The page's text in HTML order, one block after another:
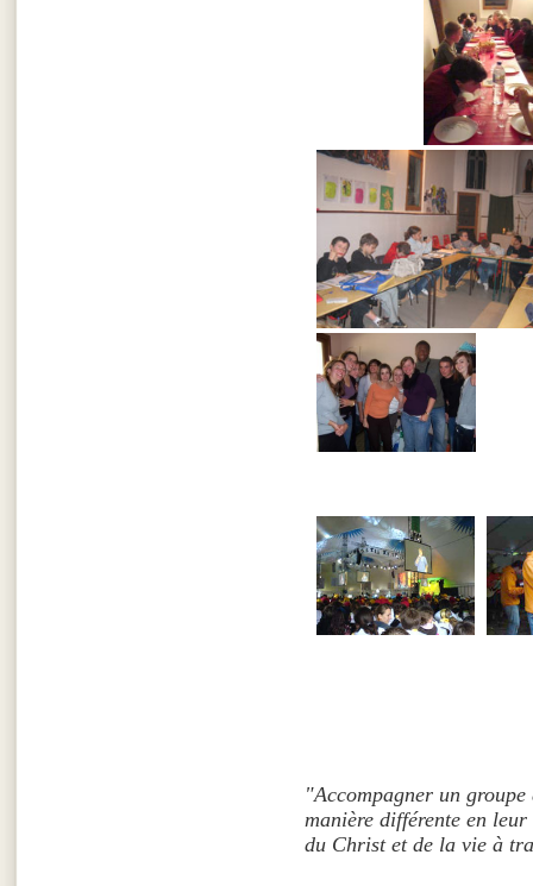
"Accompagner un
manière différente en
du Christ et de la vie à